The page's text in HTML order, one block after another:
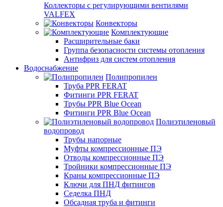
Коллекторы с регулирующими вентилями
VALFEX
Конвекторы
Комплектующие
Расширительные баки
Группа безопасности системы отопления
Антифриз для систем отопления
Водоснабжение
Полипропилен
Труба PPR FERAT
Фитинги PPR FERAT
Трубы PPR Blue Ocean
Фитинги PPR Blue Ocean
Полиэтиленовый
водопровод
Трубы напорные
Муфты компрессионные ПЭ
Отводы компрессионные ПЭ
Тройники компрессионные ПЭ
Краны компрессионные ПЭ
Ключи для ПНД фитингов
Седелка ПНД
Обсадная труба и фитинги